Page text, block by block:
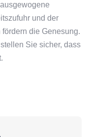
und der
die Genesung.
Sie sicher, dass